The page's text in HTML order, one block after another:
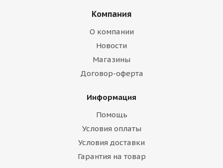
Компания
О компании
Новости
Магазины
Договор-оферта
Информация
Помощь
Условия оплаты
Условия доставки
Гарантия на товар